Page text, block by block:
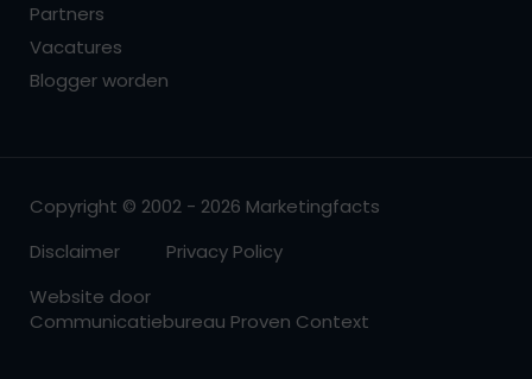
Partners
Vacatures
Blogger worden
Copyright © 2002 - 2026 Marketingfacts
Disclaimer
Privacy Policy
Website door
Communicatiebureau Proven Context